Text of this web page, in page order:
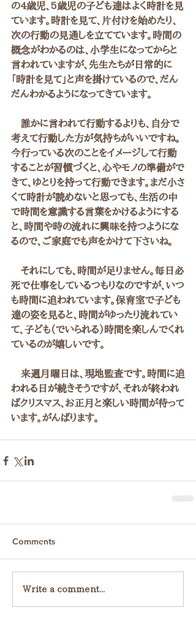
の4歳児、5歳児の子ども達はよく時計を見
ています。時計を見て、片付けを始めたり、
次の行動の見通しを立てています。時間の
概念がわかるのは、小学生になってからと
言われていますが、先生たちが日常的に
「時計を見て」と声を掛けているので、だん
だんわかるようになってきています。
誰かに言われて行動するよりも、自分で
考えて行動した方が気持ちがいいですね。
今行っている次のことをイメージして行動
することが習慣づくと、心やモノの準備がで
きて、ゆとりを持って行動できます。まだ小さ
くて時計が読めないと思っても、生活の中
で時間を意識する言葉をかけるようにする
と、時間や時の流れに興味を持つようにな
るので、ご家庭でも声をかけて下さいね。
それにしても、時間が足りません。毎日必
死で仕事をしているつもりなのですが、いつ
も時間に追われています。保育室で子ども
達の姿を見ると、時間がゆったり流れてい
て、子ども（でいられる）時間を楽しんでくれ
ているのが嬉しいです。
来週月曜日は、現地監査です。時間に追
われる日が続きそうですが、それが終われ
ばクリスマス、お正月と楽しい時間が待って
います。がんばります。
Comments
Write a comment...